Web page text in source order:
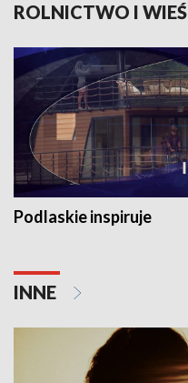
ROLNICTWO I WIEŚ
Podlaskie inspiruje
INNE